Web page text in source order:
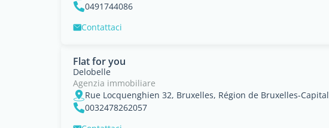
0491744086
Contattaci
Flat for you
Delobelle
Agenzia immobiliare
Rue Locquenghien 32, Bruxelles, Région de Bruxelles-
0032478262057